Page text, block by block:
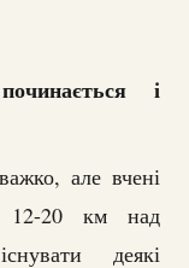
і
але вчені
12-20 км над
деякі